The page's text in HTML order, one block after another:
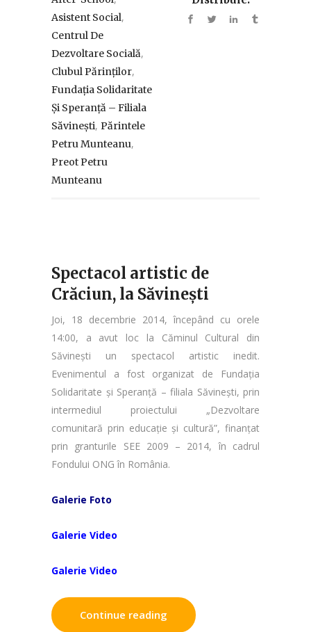
Asistent Social,
Centrul De
Dezvoltare Socială,
Clubul Părinților,
Fundația Solidaritate
Și Speranță – Filiala
Săvinești, Părintele
Petru Munteanu,
Preot Petru
Munteanu
Spectacol artistic de
Crăciun, la Săvinești
Joi, 18 decembrie 2014, începând cu orele
14:00, a avut loc la Căminul Cultural din
Săvinești un spectacol artistic inedit.
Evenimentul a fost organizat de Fundația
Solidaritate și Speranță – filiala Săvinești, prin
intermediul proiectului „Dezvoltare
comunitară prin educație și cultură”, finanțat
prin granturile SEE 2009 – 2014, în cadrul
Fondului ONG în România.
Galerie Foto
Galerie Video
Galerie Video
Continue reading